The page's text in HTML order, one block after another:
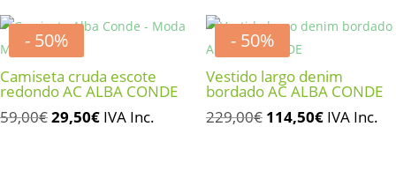
era:
79,00€.
es:
era:
59,00€.
es:
- 50%
Camiseta cruda escote
redondo AC ALBA CONDE
59,00€El
29,50€ElIVA Inc.
- 50%
Vestido largo denim
bordado AC ALBA CONDE
229,00€ El
114,50€ElIVA Inc.